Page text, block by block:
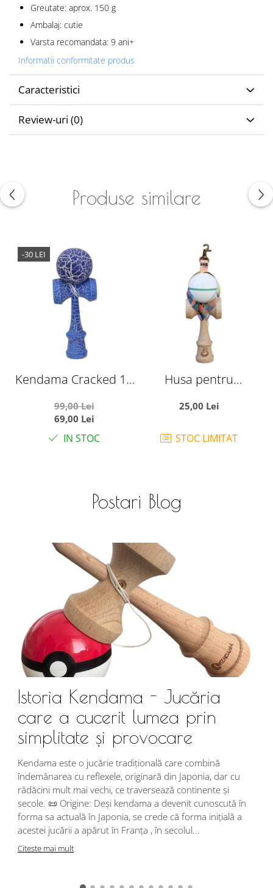
Greutate: aprox. 150 g
Ambalaj: cutie
Varsta recomandata: 9 ani+
Informatii conformitate produs
Caracteristici
Review-uri (0)
Produse similare
-30 LEI
Kendama Cracked 18
99,00 Lei
69,00 Lei
IN STOC
Husa pentru
Breloc cu Catarama
Alb Multicolor
25,00 Lei
STOC LIMITAT
Postari Blog
Istoria Kendama - Jucăria
care a cucerit lumea prin
simplitate și provocare
Kendama este o jucărie tradițională care combină
îndemânarea cu reflexele, originară din Japonia, dar cu
rădăcini mult mai vechi, ce traversează continente și
secole. 📜 Origine: Deși kendama a devenit cunoscută în
forma sa actuală în Japonia, se crede că forma inițială a
acestei jucării a apărut în Franța , în secolul...
Citeste mai mult